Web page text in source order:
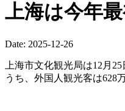
上海は今年
Date: 2025-12-26
上海市文化観光局は12月
うち、外国人観光客は628